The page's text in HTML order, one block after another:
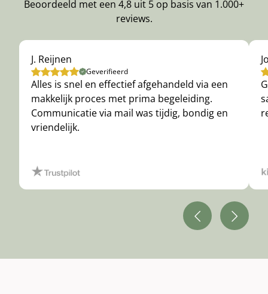
Beoordeeld met een 4,8 uit 5 op basis van 1.000+
reviews.
J. Reijnen
Geverifieerd
Alles is snel en effectief afgehandeld via een
makkelijk proces met prima begeleiding.
Communicatie via mail was tijdig, bondig en
vriendelijk.